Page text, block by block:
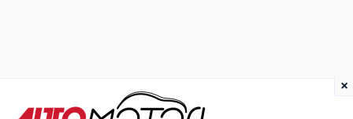
×